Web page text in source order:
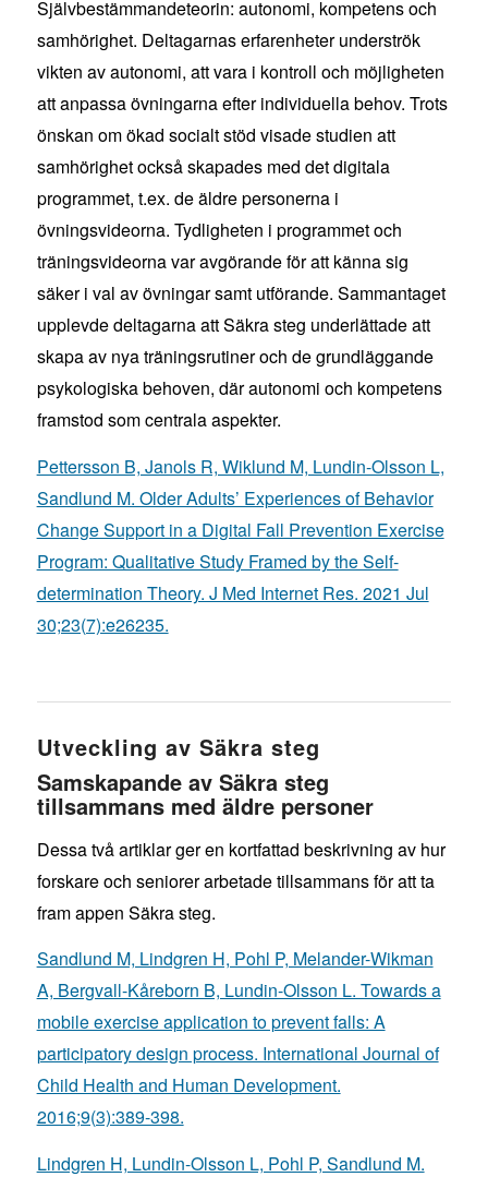
Självbestämmandeteorin: autonomi, kompetens och
samhörighet. Deltagarnas erfarenheter underströk
vikten av autonomi, att vara i kontroll och möjligheten
att anpassa övningarna efter individuella behov. Trots
önskan om ökad socialt stöd visade studien att
samhörighet också skapades med det digitala
programmet, t.ex. de äldre personerna i
övningsvideorna. Tydligheten i programmet och
träningsvideorna var avgörande för att känna sig
säker i val av övningar samt utförande. Sammantaget
upplevde deltagarna att Säkra steg underlättade att
skapa av nya träningsrutiner och de grundläggande
psykologiska behoven, där autonomi och kompetens
framstod som centrala aspekter.
Pettersson B, Janols R, Wiklund M, Lundin-Olsson L,
Sandlund M. Older Adults’ Experiences of Behavior
Change Support in a Digital Fall Prevention Exercise
Program: Qualitative Study Framed by the Self-
determination Theory. J Med Internet Res. 2021 Jul
30;23(7):e26235.
Utveckling av Säkra steg
Samskapande av Säkra steg
tillsammans med äldre personer
Dessa två artiklar ger en kortfattad beskrivning av hur
forskare och seniorer arbetade tillsammans för att ta
fram appen Säkra steg.
Sandlund M, Lindgren H, Pohl P, Melander-Wikman
A, Bergvall-Kåreborn B, Lundin-Olsson L. Towards a
mobile exercise application to prevent falls: A
participatory design process. International Journal of
Child Health and Human Development.
2016;9(3):389-398.
Lindgren H, Lundin-Olsson L, Pohl P, Sandlund M.